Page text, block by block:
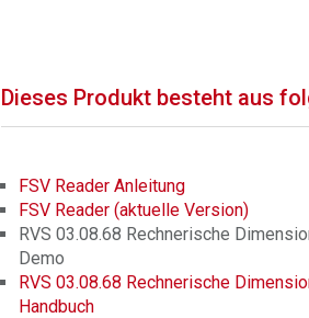
Dieses Produkt besteht aus
FSV Reader Anleitung
FSV Reader (aktuelle Version)
RVS 03.08.68 Rechnerische
Demo
RVS 03.08.68 Rechnerische
Handbuch